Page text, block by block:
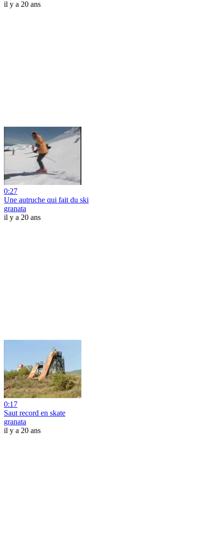
il y a 20 ans
0:27
Une autruche qui fait du ski
granata
il y a 20 ans
0:17
Saut record en skate
granata
il y a 20 ans